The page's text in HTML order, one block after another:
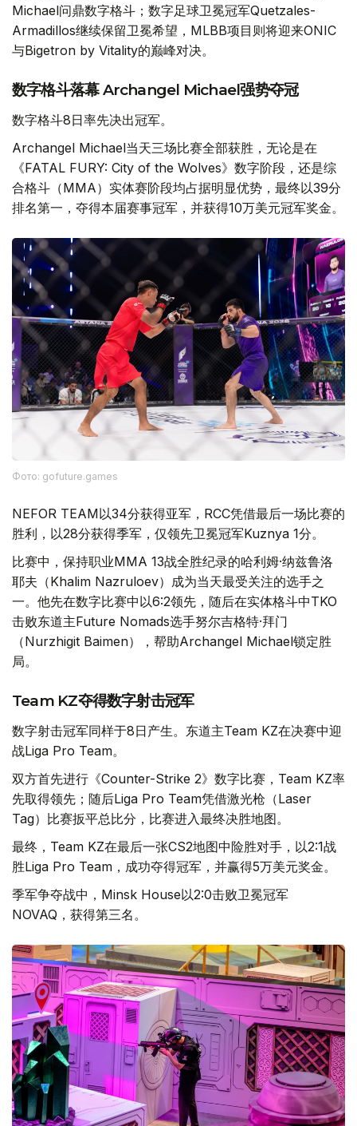
Michael问鼎数字格斗；数字足球卫冕冠军Quetzales-
Armadillos继续保留卫冕希望，MLBB项目则将迎来ONIC
与Bigetron by Vitality的巅峰对决。
数字格斗落幕 Archangel Michael强势夺冠
数字格斗8日率先决出冠军。
Archangel Michael当天三场比赛全部获胜，无论是在
《FATAL FURY: City of the Wolves》数字阶段，还是综
合格斗（MMA）实体赛阶段均占据明显优势，最终以39分
排名第一，夺得本届赛事冠军，并获得10万美元冠军奖金。
Фото: gofuture.games
NEFOR TEAM以34分获得亚军，RCC凭借最后一场比赛的
胜利，以28分获得季军，仅领先卫冕冠军Kuznya 1分。
比赛中，保持职业MMA 13战全胜纪录的哈利姆·纳兹鲁洛
耶夫（Khalim Nazruloev）成为当天最受关注的选手之
一。他先在数字比赛中以6:2领先，随后在实体格斗中TKO
击败东道主Future Nomads选手努尔吉格特·拜门
（Nurzhigit Baimen），帮助Archangel Michael锁定胜
局。
Team KZ夺得数字射击冠军
数字射击冠军同样于8日产生。东道主Team KZ在决赛中迎
战Liga Pro Team。
双方首先进行《Counter-Strike 2》数字比赛，Team KZ率
先取得领先；随后Liga Pro Team凭借激光枪（Laser
Tag）比赛扳平总比分，比赛进入最终决胜地图。
最终，Team KZ在最后一张CS2地图中险胜对手，以2:1战
胜Liga Pro Team，成功夺得冠军，并赢得5万美元奖金。
季军争夺战中，Minsk House以2:0击败卫冕冠军
NOVAQ，获得第三名。